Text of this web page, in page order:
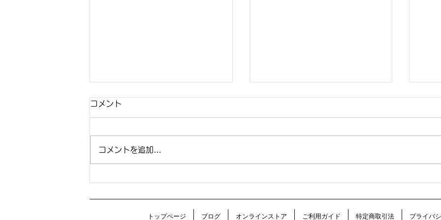
新年のご挨拶
焼津
シャ
コメント
コメントを追加…
トップページ ブログ オンラインストア ご利用ガイド 特定商取引法 プライバ